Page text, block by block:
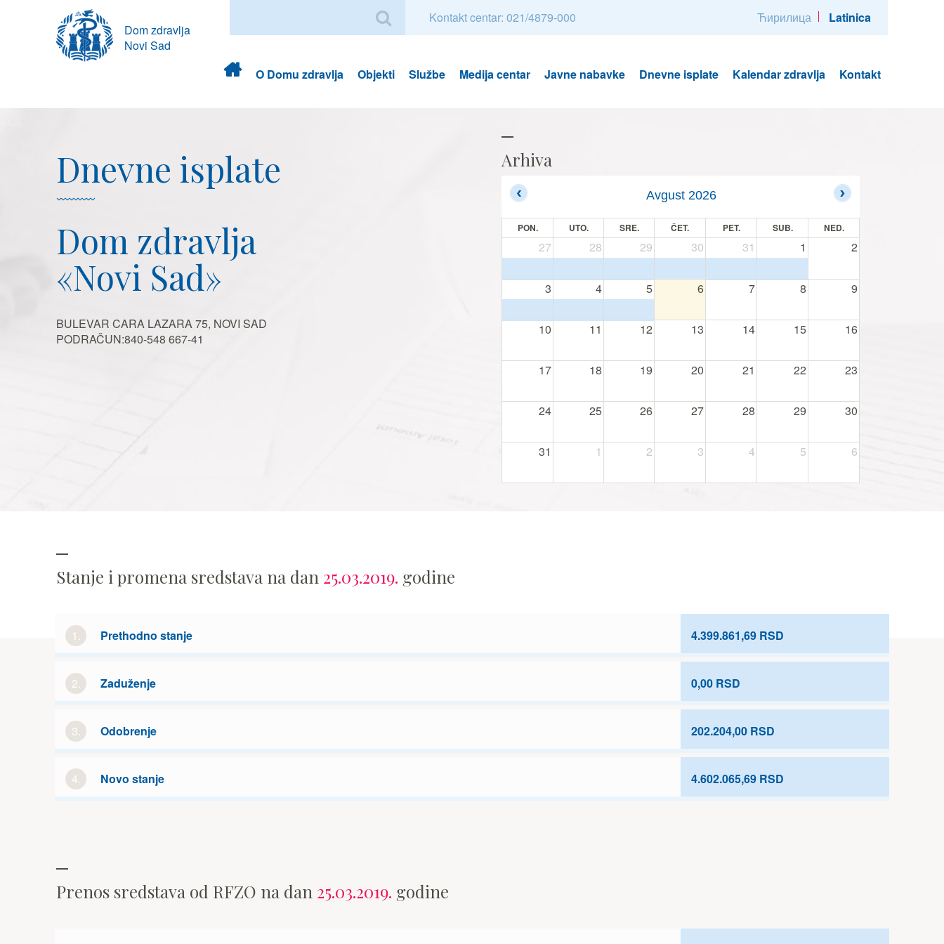
Dom zdravlja
Novi Sad
Kontakt centar: 021/4879-000 Ћирилица Latinica
Dom
zdravlja
O Domu zdravlja Objekti Službe Medija centar Javne nabavke Dnevne isplate Kalendar zdravlja Kontakt
Dnevne isplate
Dom zdravlja
«Novi Sad»
BULEVAR CARA LAZARA 75, NOVI SAD
PODRAČUN:840-548 667-41
Arhiva
Avgust 2026
PON. UTO. SRE. ČET. PET. SUB. NED.
27 28 29 30 31 1 2
3 4 5 6 7 8 9
10 11 12 13 14 15 16
17 18 19 20 21 22 23
24 25 26 27 28 29 30
31 1 2 3 4 5 6
Stanje i promena sredstava na dan 25.03.2019. godine
1. Prethodno stanje 4.399.861,69 RSD
2. Zaduženje 0,00 RSD
3. Odobrenje 202.204,00 RSD
4. Novo stanje 4.602.065,69 RSD
Prenos sredstava od RFZO na dan 25.03.2019. godine